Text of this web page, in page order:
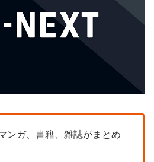
ンガ、書籍、雑誌がまとめ